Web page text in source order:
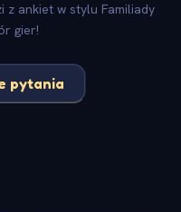
z ankiet w stylu Familiady
gier!
pytania